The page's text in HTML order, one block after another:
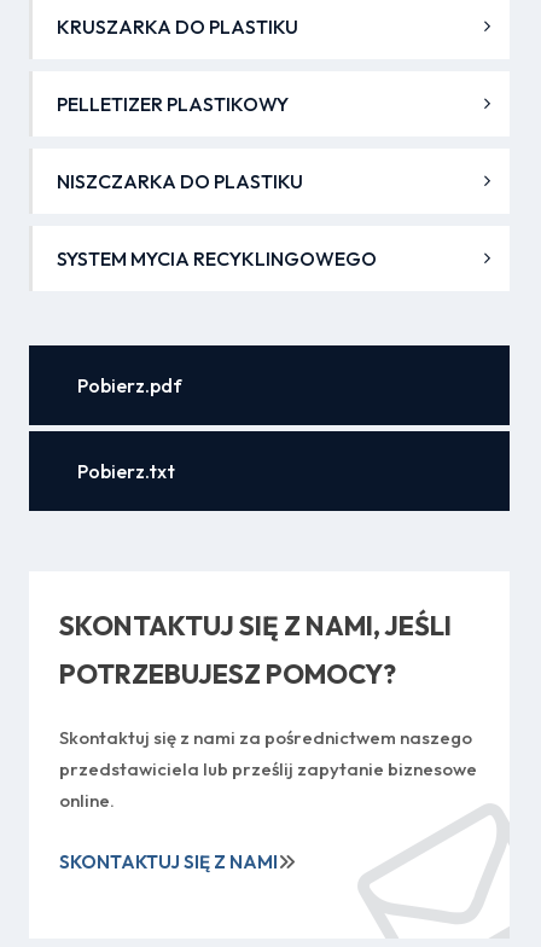
KRUSZARKA DO PLASTIKU
PELLETIZER PLASTIKOWY
NISZCZARKA DO PLASTIKU
SYSTEM MYCIA RECYKLINGOWEGO
Pobierz.pdf
Pobierz.txt
SKONTAKTUJ SIĘ Z NAMI, JEŚLI
POTRZEBUJESZ POMOCY?
Skontaktuj się z nami za pośrednictwem naszego
przedstawiciela lub prześlij zapytanie biznesowe
online.
SKONTAKTUJ SIĘ Z NAMI